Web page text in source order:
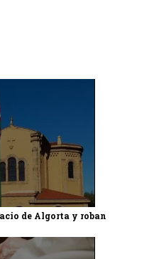
de Algorta y roban